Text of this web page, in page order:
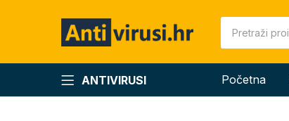
ANTIVIRUSI Početna